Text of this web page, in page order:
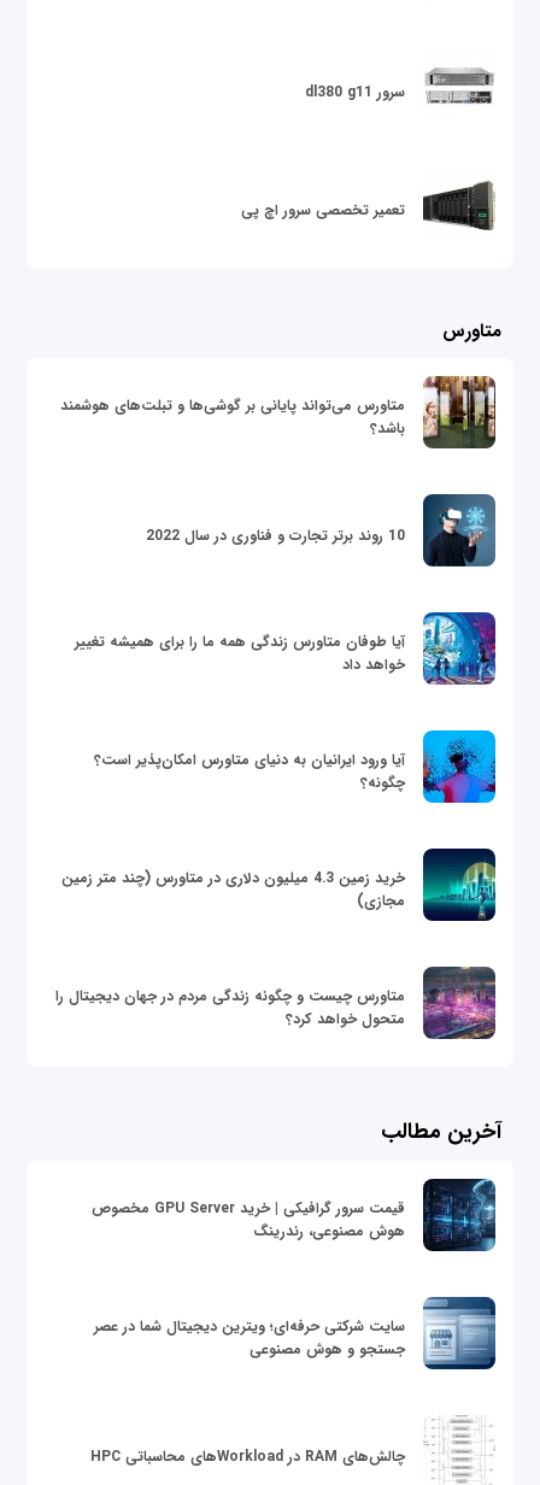
سرور dl380 g11
تعمیر تخصصی سرور اچ پی
متاورس
متاورس می‌تواند پایانی بر گوشی‌ها و تبلت‌های هوشمند
باشد؟
10 روند برتر تجارت و فناوری در سال 2022
آیا طوفان متاورس زندگی همه ما را برای همیشه تغییر
خواهد داد
آیا ورود ایرانیان به دنیای متاورس امکان‌پذیر است؟
چگونه؟
خرید زمین 4.3 میلیون دلاری در متاورس (چند متر زمین
مجازی)
متاورس چیست و چگونه زندگی مردم در جهان دیجیتال را
متحول خواهد کرد؟
آخرین مطالب
قیمت سرور گرافیکی | خرید GPU Server مخصوص
هوش مصنوعی، رندرینگ
سایت شرکتی حرفه‌ای؛ ویترین دیجیتال شما در عصر
جستجو و هوش مصنوعی
چالش‌های RAM در Workloadهای محاسباتی HPC